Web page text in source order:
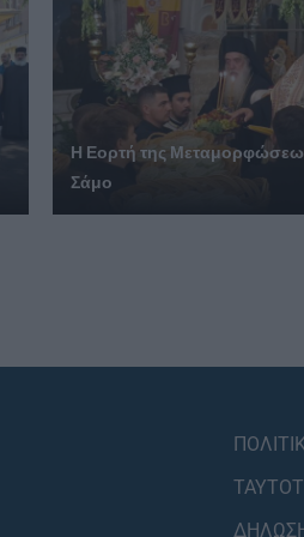
Η Εορτή της
Σάμο